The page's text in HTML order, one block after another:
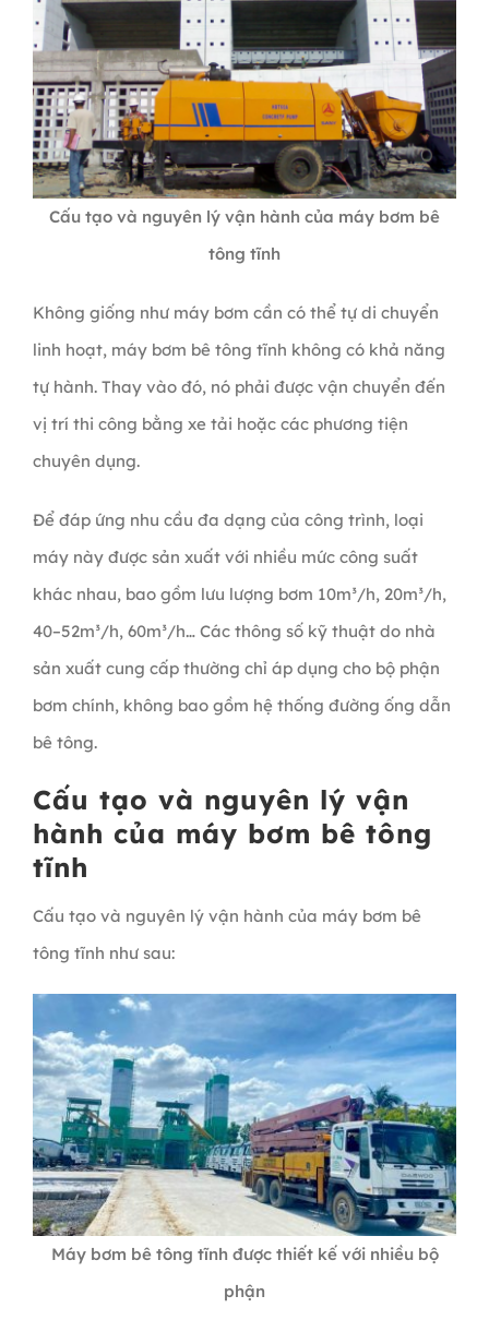
Cấu tạo và nguyên lý vận hành của máy bơm bê
tông tĩnh
Không giống như máy bơm cần có thể tự di chuyển
linh hoạt, máy bơm bê tông tĩnh không có khả năng
tự hành. Thay vào đó, nó phải được vận chuyển đến
vị trí thi công bằng xe tải hoặc các phương tiện
chuyên dụng.
Để đáp ứng nhu cầu đa dạng của công trình, loại
máy này được sản xuất với nhiều mức công suất
khác nhau, bao gồm lưu lượng bơm 10m³/h, 20m³/h,
40–52m³/h, 60m³/h… Các thông số kỹ thuật do nhà
sản xuất cung cấp thường chỉ áp dụng cho bộ phận
bơm chính, không bao gồm hệ thống đường ống dẫn
bê tông.
Cấu tạo và nguyên lý vận
hành của máy bơm bê tông
tĩnh
Cấu tạo và nguyên lý vận hành của máy bơm bê
tông tĩnh như sau:
Máy bơm bê tông tĩnh được thiết kế với nhiều bộ
phận